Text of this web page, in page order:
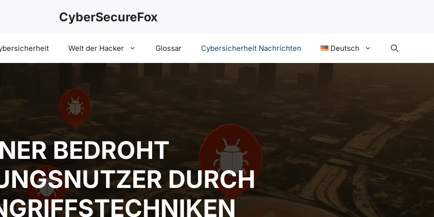
CyberSecureFox
Welt der Hacker Glossar Cybersicherheit Nachrichten Deutsch
BEDROHT
DURCH